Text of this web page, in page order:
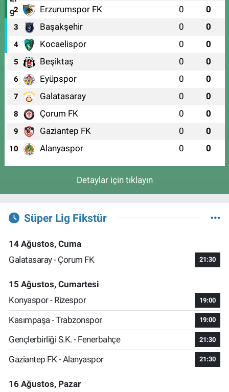
2 Erzurumspor FK 0 0
3 Başakşehir 0 0
4 Kocaelispor 0 0
5 Beşiktaş 0 0
6 Eyüpspor 0 0
7 Galatasaray 0 0
8 Çorum FK 0 0
9 Gaziantep FK 0 0
10 Alanyaspor 0 0
Detaylar için tıklayın
Süper Lig Fikstür
14 Ağustos, Cuma
Galatasaray - Çorum FK
21:30
15 Ağustos, Cumartesi
Konyaspor - Rizespor
19:00
Kasımpaşa - Trabzonspor 19:00
Gençlerbirliği S.K. - Fenerbahçe 21:30
Gaziantep FK - Alanyaspor 21:30
16 Ağustos, Pazar